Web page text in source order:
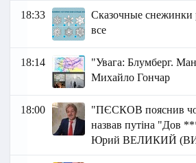
18:33
Сказочные снежинки
все
18:14
"Увага: Блумберг.
Михайло Гончар
18:00
"ПЄСКОВ пояснив
назвав путіна "Дов
Юрий ВЕЛИКИЙ